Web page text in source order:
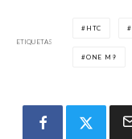
ETIQUETAS
HTC
ONE M9